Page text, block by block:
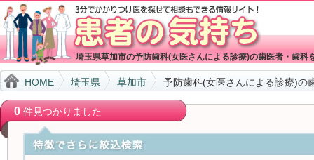
埼玉県草加市の予防歯科(女医さんによる診療)の歯医者・歯科
HOME 埼玉県 草加市 予防歯科(女医さんによる診療)の
0件見つかりました